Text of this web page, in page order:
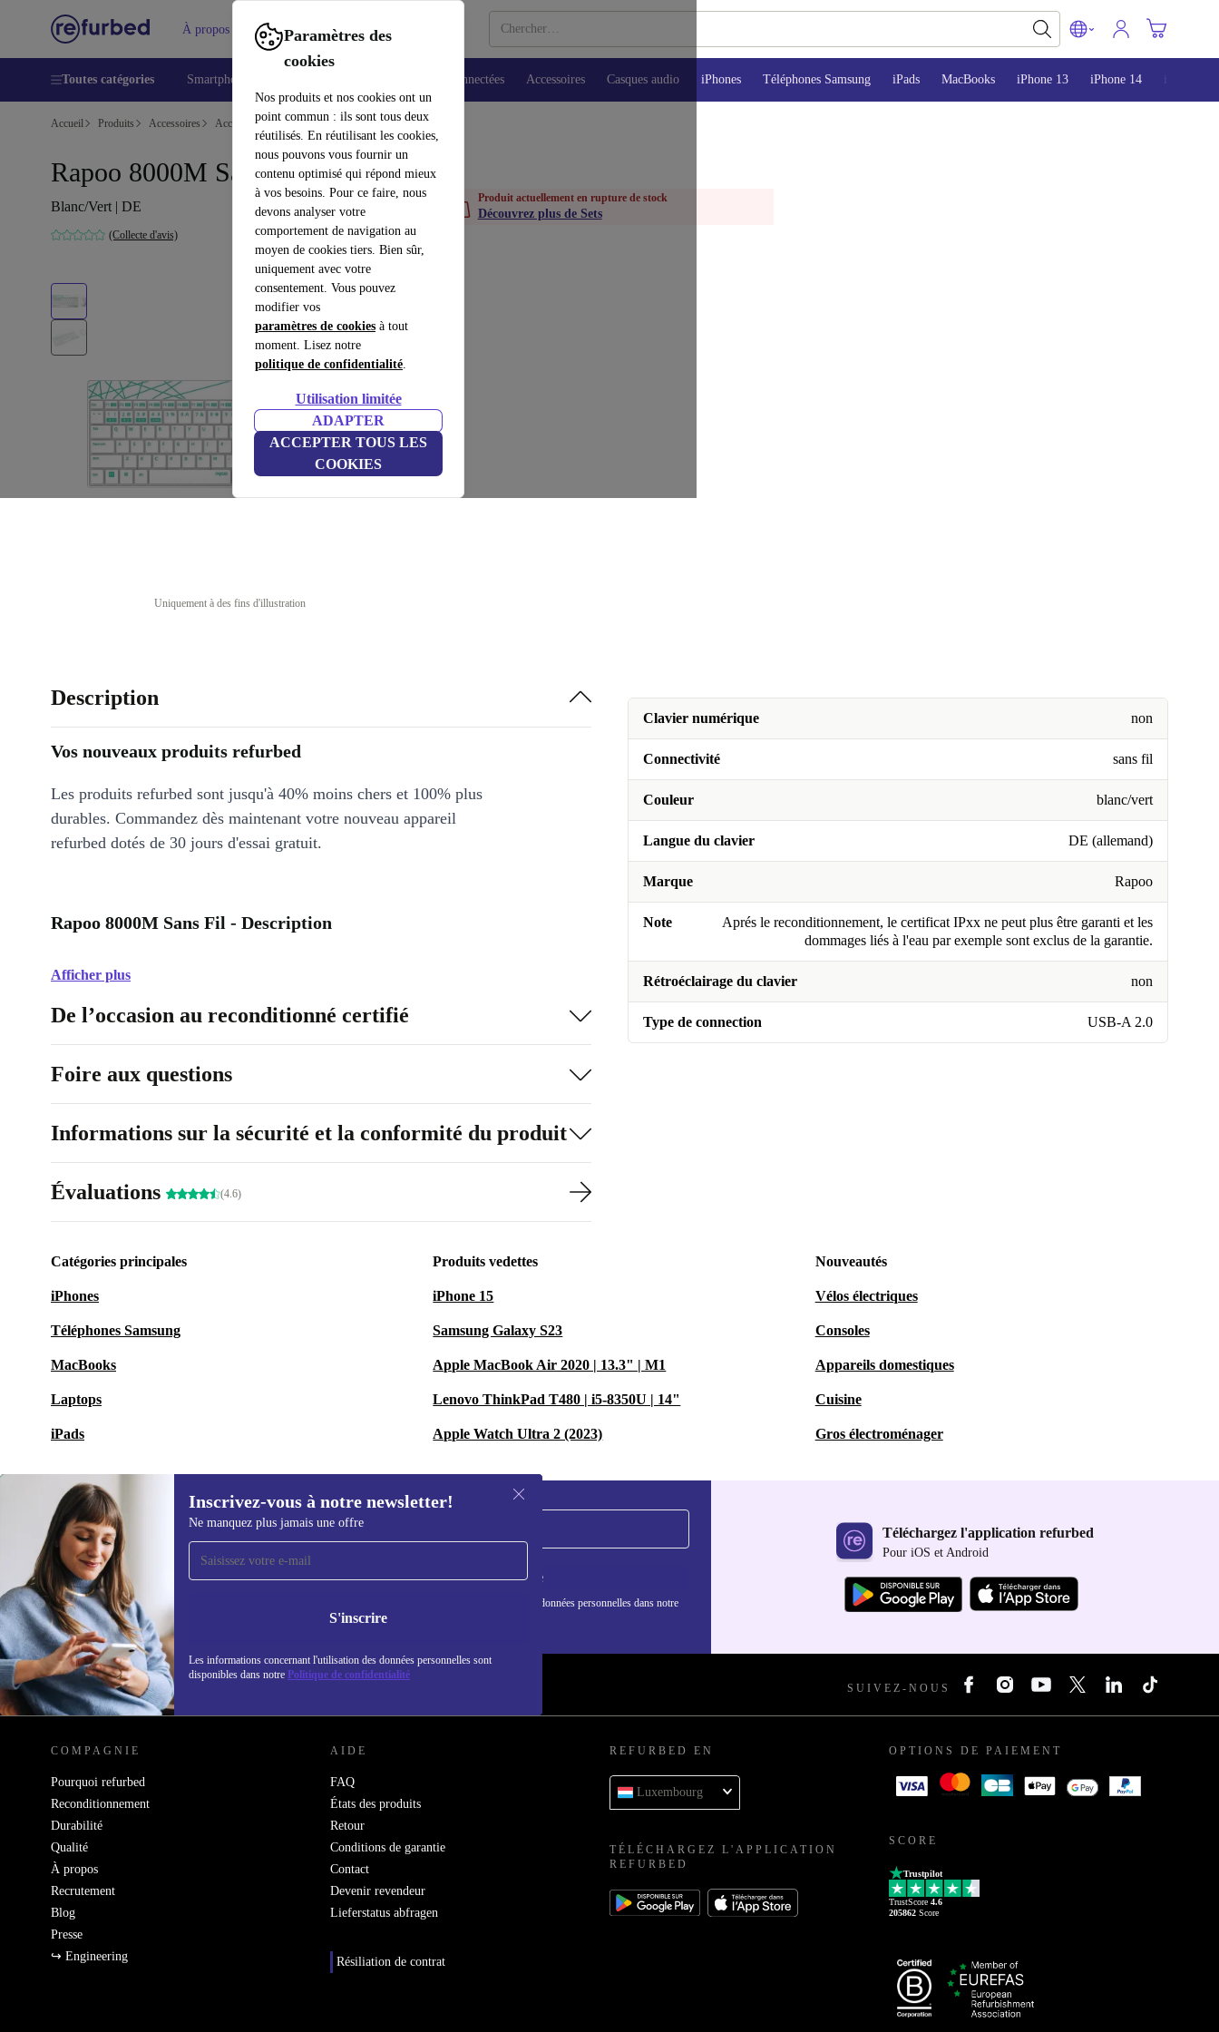
Paramètres des
cookies
Nos produits et nos cookies ont un
point commun : ils sont tous deux
réutilisés. En réutilisant les cookies,
nous pouvons vous fournir un
contenu optimisé qui répond mieux
à vos besoins. Pour ce faire, nous
devons analyser votre
comportement de navigation au
moyen de cookies tiers. Bien sûr,
uniquement avec votre
consentement. Vous pouvez
modifier vos
paramètres de cookies à tout
moment. Lisez notre
politique de confidentialité.
Utilisation limitée
ADAPTER
ACCEPTER TOUS LES
COOKIES
À propos Aide
Toutes catégories Smartphones Montres connectées Accessoires Casques audio iPhones Téléphones Samsung iPads MacBooks iPhone 13 iPhone 14 iPhone 15
Accueil Produits Accessoires Accessoires Ordinateur Sets
Rapoo 8000M Sans Fil
Blanc/Vert | DE
(Collecte d'avis)
Uniquement à des fins d'illustration
Produit actuellement en rupture de stock
Découvrez plus de Sets
Clavier numérique non
Connectivité sans fil
Couleur blanc/vert
Langue du clavier DE (allemand)
Marque Rapoo
Note
Aprés le reconditionnement, le certificat IPxx ne peut plus être garanti et les
dommages liés à l'eau par exemple sont exclus de la garantie.
Rétroéclairage du clavier non
Type de connection USB-A 2.0
Description
Vos nouveaux produits refurbed
Les produits refurbed sont jusqu'à 40% moins chers et 100% plus
durables. Commandez dès maintenant votre nouveau appareil
refurbed dotés de 30 jours d'essai gratuit.
Rapoo 8000M Sans Fil - Description
Afficher plus
De l’occasion au reconditionné certifié
Foire aux questions
Informations sur la sécurité et la conformité du produit
Évaluations (4.6)
Catégories principales
iPhones
Téléphones Samsung
MacBooks
Laptops
iPads
Produits vedettes
iPhone 15
Samsung Galaxy S23
Apple MacBook Air 2020 | 13.3" | M1
Lenovo ThinkPad T480 | i5-8350U | 14"
Apple Watch Ultra 2 (2023)
Nouveautés
Vélos électriques
Consoles
Appareils domestiques
Cuisine
Gros électroménager
Inscrivez-vous à notre newsletter!
Ne manquez plus jamais une offre
S'inscrire
Les informations concernant l'utilisation des données personnelles sont
disponibles dans notre Politique de confidentialité
Recevoir offres et infos de
refurbed par mail
Ne manquez plus aucune offre.
S'inscrire
Retrouvez les informations sur l'utilisation des données personnelles dans notre
politique de confidentialité
Téléchargez l'application refurbed
Pour iOS et Android
REFURBED LUXEMBOURG - RETHINK NEW. SUIVEZ-NOUS
COMPAGNIE
Pourquoi refurbed
Reconditionnement
Durabilité
Qualité
À propos
Recrutement
Blog
Presse
↪ Engineering
AIDE
FAQ
États des produits
Retour
Conditions de garantie
Contact
Devenir revendeur
Lieferstatus abfragen
Résiliation de contrat
REFURBED EN
Luxembourg
TÉLÉCHARGEZ L'APPLICATION
REFURBED
OPTIONS DE PAIEMENT
SCORE
Trustpilot
TrustScore 4.6
205862 Score